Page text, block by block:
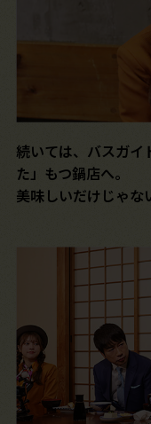
続いては、バスガイ
た」もつ鍋店へ。
美味しいだけじゃな